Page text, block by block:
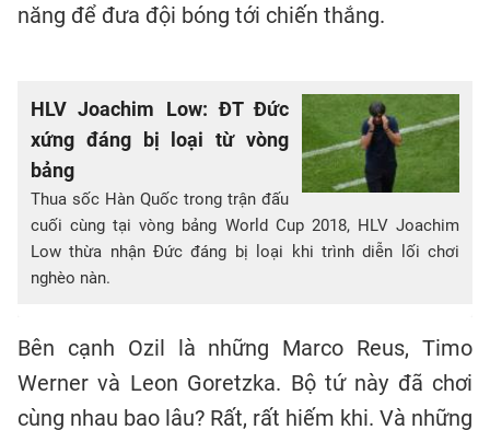
năng để đưa đội bóng tới chiến thắng.
HLV Joachim Low: ĐT Đức
xứng đáng bị loại từ vòng
bảng
Thua sốc Hàn Quốc trong trận đấu
cuối cùng tại vòng bảng World Cup 2018, HLV Joachim
Low thừa nhận Đức đáng bị loại khi trình diễn lối chơi
nghèo nàn.
Bên cạnh Ozil là những Marco Reus, Timo
Werner và Leon Goretzka. Bộ tứ này đã chơi
cùng nhau bao lâu? Rất, rất hiếm khi. Và những